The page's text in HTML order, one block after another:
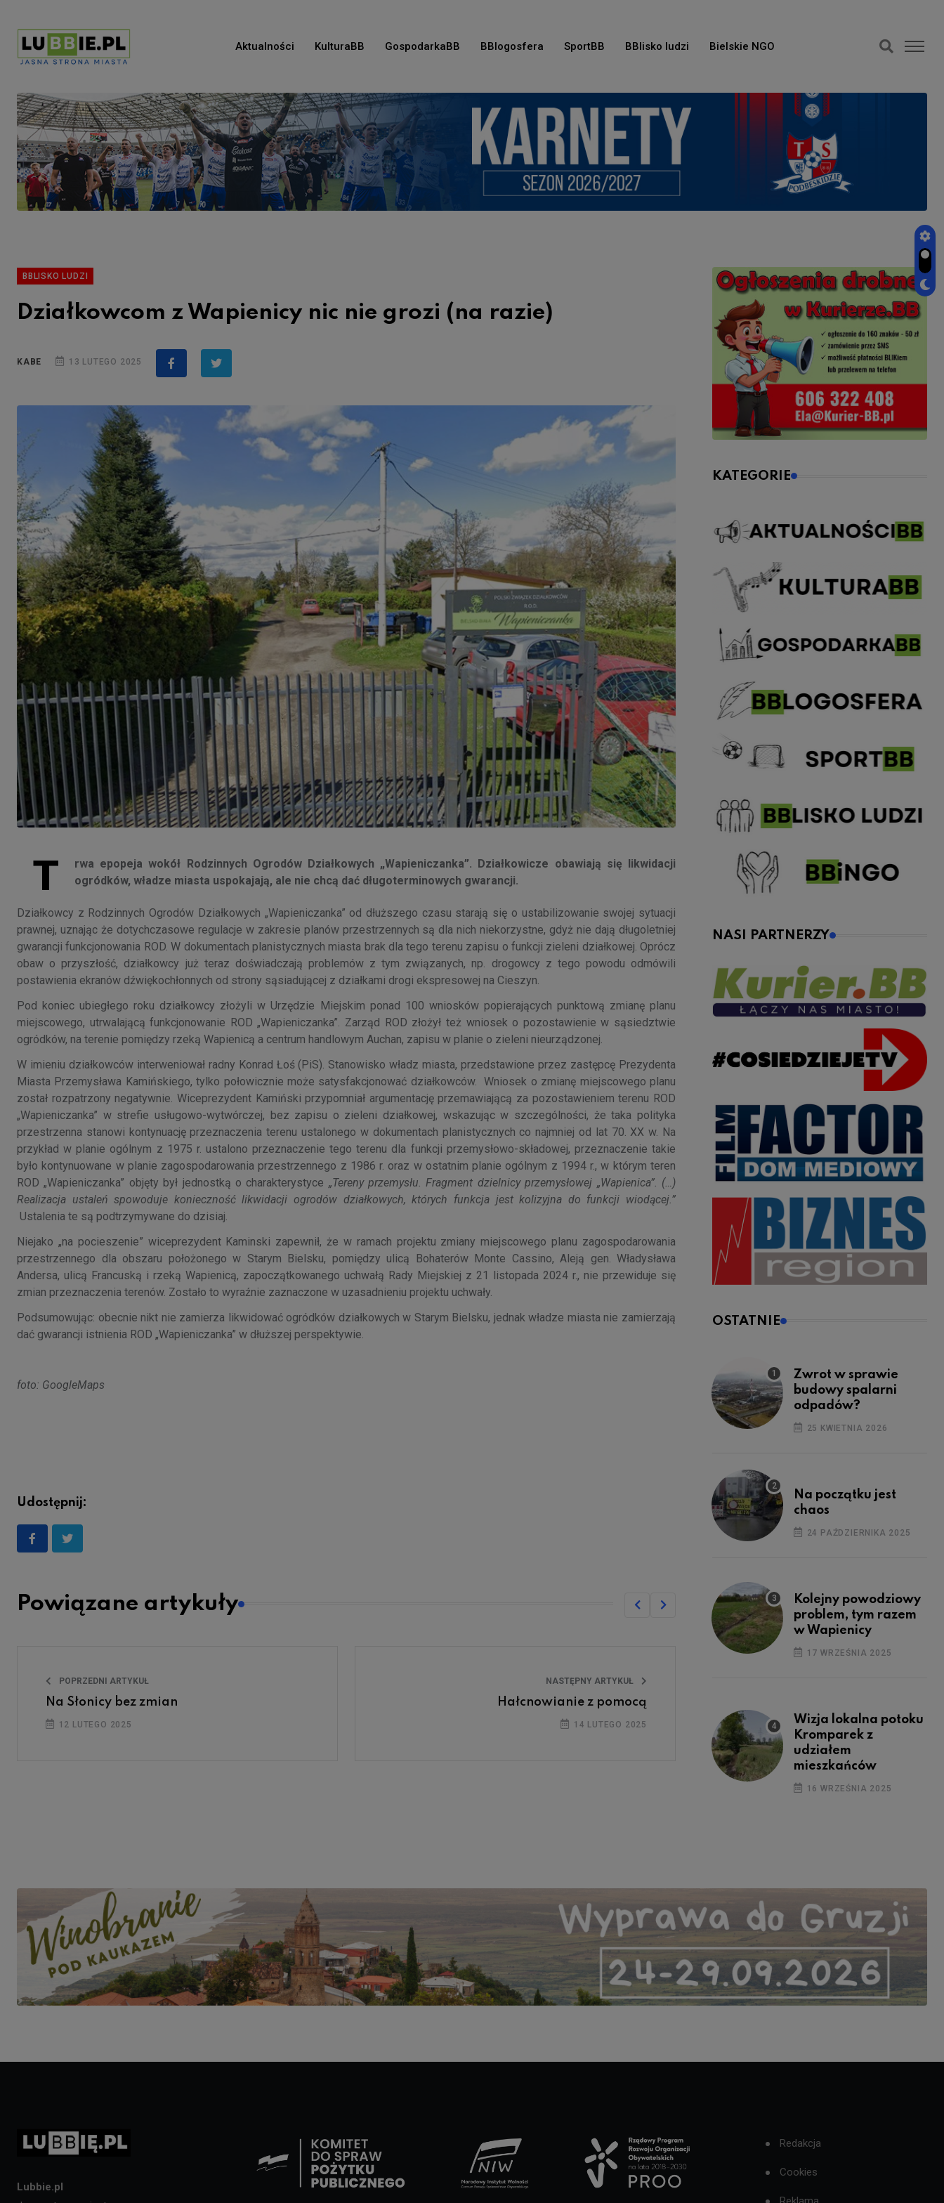
Aktualności KulturaBB GospodarkaBB BBlogosfera SportBB BBlisko ludzi Bielskie NGO
BBLISKO LUDZI
Działkowcom z Wapienicy nic nie grozi (na razie)
KABE 13 LUTEGO 2025
T
rwa epopeja wokół Rodzinnych Ogrodów Działkowych „Wapieniczanka”. Działkowicze obawiają się likwidacji
ogródków, władze miasta uspokajają, ale nie chcą dać długoterminowych gwarancji.
Działkowcy z Rodzinnych Ogrodów Działkowych „Wapieniczanka” od dłuższego czasu starają się o ustabilizowanie swojej sytuacji
prawnej, uznając że dotychczasowe regulacje w zakresie planów przestrzennych są dla nich niekorzystne, gdyż nie dają długoletniej
gwarancji funkcjonowania ROD. W dokumentach planistycznych miasta brak dla tego terenu zapisu o funkcji zieleni działkowej. Oprócz
obaw o przyszłość, działkowcy już teraz doświadczają problemów z tym związanych, np. drogowcy z tego powodu odmówili
postawienia ekranów dźwiękochłonnych od strony sąsiadującej z działkami drogi ekspresowej na Cieszyn.
Pod koniec ubiegłego roku działkowcy złożyli w Urzędzie Miejskim ponad 100 wniosków popierających punktową zmianę planu
miejscowego, utrwalającą funkcjonowanie ROD „Wapieniczanka”. Zarząd ROD złożył też wniosek o pozostawienie w sąsiedztwie
ogródków, na terenie pomiędzy rzeką Wapienicą a centrum handlowym Auchan, zapisu w planie o zieleni nieurządzonej.
W imieniu działkowców interweniował radny Konrad Łoś (PiS). Stanowisko władz miasta, przedstawione przez zastępcę Prezydenta
Miasta Przemysława Kamińskiego, tylko połowicznie może satysfakcjonować działkowców. Wniosek o zmianę miejscowego planu
został rozpatrzony negatywnie. Wiceprezydent Kamiński przypomniał argumentację przemawiającą za pozostawieniem terenu ROD
„Wapieniczanka” w strefie usługowo-wytwórczej, bez zapisu o zieleni działkowej, wskazując w szczególności, że taka polityka
przestrzenna stanowi kontynuację przeznaczenia terenu ustalonego w dokumentach planistycznych co najmniej od lat 70. XX w. Na
przykład w planie ogólnym z 1975 r. ustalono przeznaczenie tego terenu dla funkcji przemysłowo-składowej, przeznaczenie takie
było kontynuowane w planie zagospodarowania przestrzennego z 1986 r. oraz w ostatnim planie ogólnym z 1994 r., w którym teren
ROD „Wapieniczanka” objęty był jednostką o charakterystyce „Tereny przemysłu. Fragment dzielnicy przemysłowej „Wapienica”. (…)
Realizacja ustaleń spowoduje konieczność likwidacji ogrodów działkowych, których funkcja jest kolizyjna do funkcji wiodącej.”
Ustalenia te są podtrzymywane do dzisiaj.
Niejako „na pocieszenie” wiceprezydent Kaminski zapewnił, że w ramach projektu zmiany miejscowego planu zagospodarowania
przestrzennego dla obszaru położonego w Starym Bielsku, pomiędzy ulicą Bohaterów Monte Cassino, Aleją gen. Władysława
Andersa, ulicą Francuską i rzeką Wapienicą, zapoczątkowanego uchwałą Rady Miejskiej z 21 listopada 2024 r., nie przewiduje się
zmian przeznaczenia terenów. Zostało to wyraźnie zaznaczone w uzasadnieniu projektu uchwały.
Podsumowując: obecnie nikt nie zamierza likwidować ogródków działkowych w Starym Bielsku, jednak władze miasta nie zamierzają
dać gwarancji istnienia ROD „Wapieniczanka” w dłuższej perspektywie.
foto: GoogleMaps
Udostępnij:
Powiązane artykuły
POPRZEDNI ARTYKUŁ
Na Słonicy bez zmian
12 LUTEGO 2025
NASTĘPNY ARTYKUŁ
Hałcnowianie z pomocą
14 LUTEGO 2025
KATEGORIE
NASI PARTNERZY
OSTATNIE
Zwrot w sprawie
budowy spalarni
odpadów?
25 KWIETNIA 2026
Na początku jest
chaos
24 PAŹDZIERNIKA 2025
Kolejny powodziowy
problem, tym razem
w Wapienicy
17 WRZEŚNIA 2025
Wizja lokalna potoku
Kromparek z
udziałem
mieszkańców
16 WRZEŚNIA 2025
Lubbie.pl
Redakcja
Cookies